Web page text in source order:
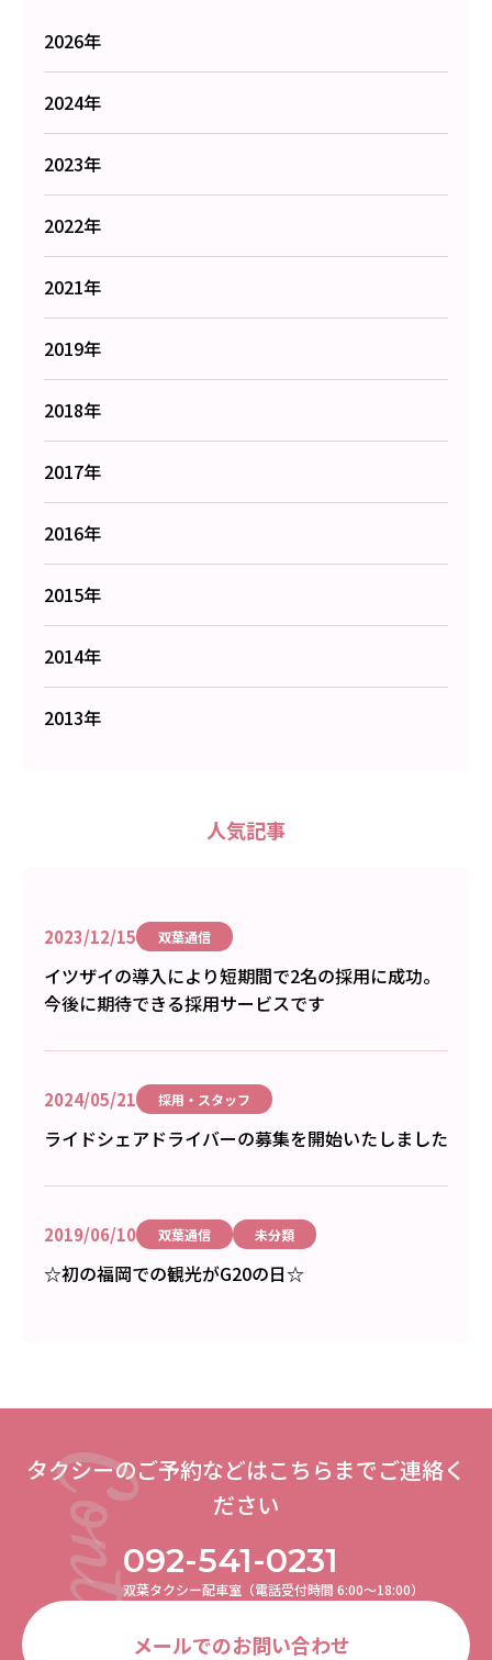
2026年
2024年
2023年
2022年
2021年
2019年
2018年
2017年
2016年
2015年
2014年
2013年
人気記事
2023/12/15 双葉通信
イツザイの導入により短期間で2名の採用に成功。
今後に期待できる採用サービスです
2024/05/21 採用・スタッフ
ライドシェアドライバーの募集を開始いたしました
2019/06/10 双葉通信 未分類
☆初の福岡での観光がG20の日☆
タクシーのご予約などはこちらまでご連絡く
ださい
092-541-0231
双葉タクシー配車室（電話受付時間 6:00〜18:00）
メールでのお問い合わせ